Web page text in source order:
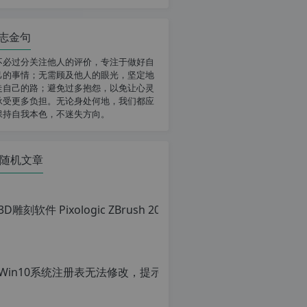
金句
必过分关注他人的评价，专注于做好自
的事情；无需顾及他人的眼光，坚定地
自己的路；避免过多抱怨，以免让心灵
受更多负担。无论身处何地，我们都应
持自我本色，不迷失方向。
随机文章